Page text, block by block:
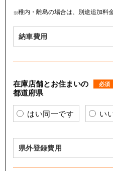
稚内・離島の場合は、別途追加料
納車費用
在庫店舗とお住まいの
都道府県
必須
はい同一です い
県外登録費用